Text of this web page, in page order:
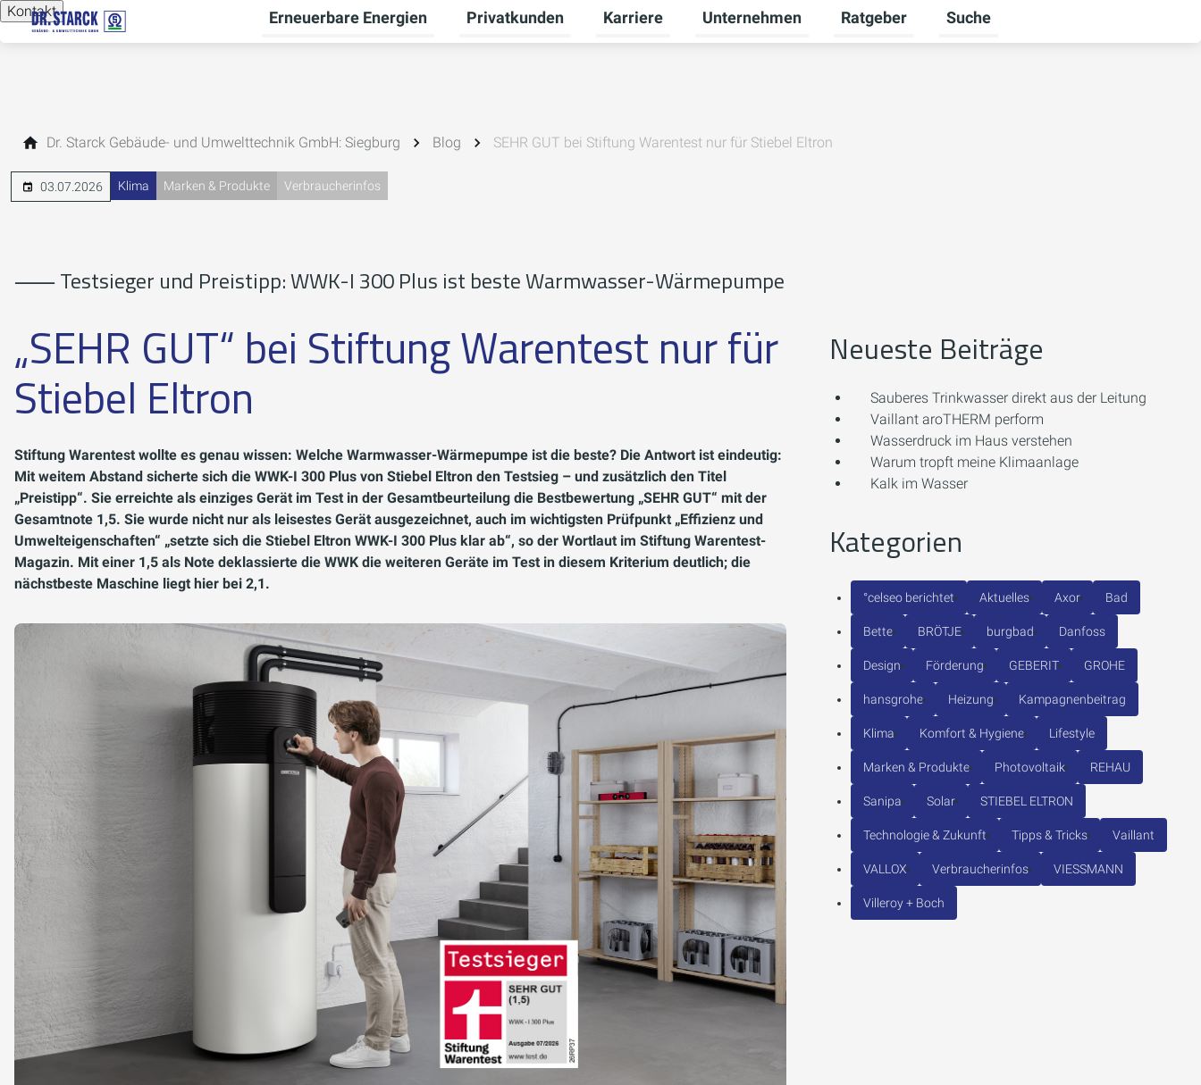
Kontakt Erneuerbare Energien
Untermenü für Erneuerbare Energien umschalten
Privatkunden
Untermenü für Privatkunden umschalten
Karriere
Untermenü für Karriere umschalten
Unternehmen
Untermenü für Unternehmen umschalten
Ratgeber
Untermenü für Ratgeber umschalten
Suche
Dr. Starck Gebäude- und Umwelttechnik GmbH: Siegburg Blog SEHR GUT bei Stiftung Warentest nur für Stiebel Eltron
03.07.2026 Klima Marken & Produkte Verbraucherinfos
⸺ Testsieger und Preistipp: WWK-I 300 Plus ist beste Warmwasser-Wärmepumpe
„SEHR GUT“ bei Stiftung Warentest nur für
Stiebel Eltron
Stiftung Warentest wollte es genau wissen: Welche Warmwasser-Wärmepumpe ist die beste? Die Antwort ist eindeutig:
Mit weitem Abstand sicherte sich die WWK-I 300 Plus von Stiebel Eltron den Testsieg – und zusätzlich den Titel
„Preistipp“. Sie erreichte als einziges Gerät im Test in der Gesamtbeurteilung die Bestbewertung „SEHR GUT“ mit der
Gesamtnote 1,5. Sie wurde nicht nur als leisestes Gerät ausgezeichnet, auch im wichtigsten Prüfpunkt „Effizienz und
Umwelteigenschaften“ „setzte sich die Stiebel Eltron WWK-I 300 Plus klar ab“, so der Wortlaut im Stiftung Warentest-
Magazin. Mit einer 1,5 als Note deklassierte die WWK die weiteren Geräte im Test in diesem Kriterium deutlich; die
nächstbeste Maschine liegt hier bei 2,1.
Neueste Beiträge
Sauberes Trinkwasser direkt aus der Leitung
Vaillant aroTHERM perform
Wasserdruck im Haus verstehen
Warum tropft meine Klimaanlage
Kalk im Wasser
Kategorien
°celseo berichtet Aktuelles Axor Bad
Bette BRÖTJE burgbad Danfoss
Design Förderung GEBERIT GROHE
hansgrohe Heizung Kampagnenbeitrag
Klima Komfort & Hygiene Lifestyle
Marken & Produkte Photovoltaik REHAU
Sanipa Solar STIEBEL ELTRON
Technologie & Zukunft Tipps & Tricks Vaillant
VALLOX Verbraucherinfos VIESSMANN
Villeroy + Boch